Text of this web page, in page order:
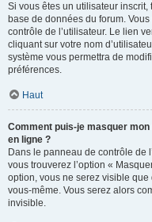
Si vous êtes un utilisateur
base de données du forum.
contrôle de l’utilisateur. Le lien
cliquant sur votre nom
système vous permettra de
préférences.
Haut
Comment puis-je masquer
en ligne ?
Dans le panneau de contrôle de
vous trouverez l’option «
option, vous ne serez visible
vous-même. Vous serez alors
invisible.